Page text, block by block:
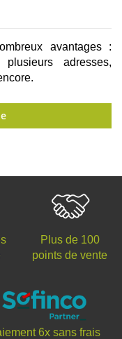
avantages :
adresses,
Plus de 100
points de vente
6x sans frais